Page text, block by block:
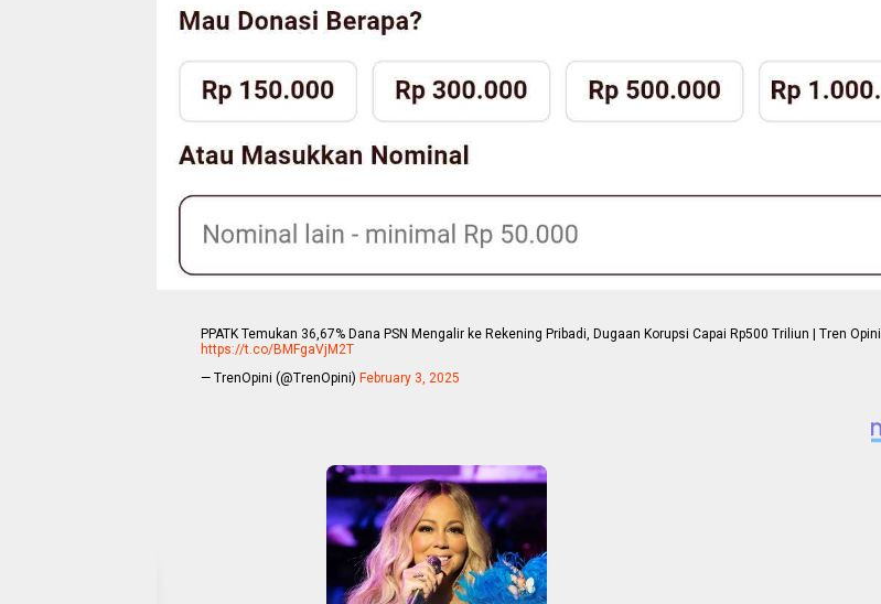
PPATK Temukan 36,67% Dana PSN Mengalir ke Rekening Pribadi, Dugaan Korupsi Capai Rp500 Triliun | Tren Opini
https://t.co/BMFgaVjM2T
— TrenOpini (@TrenOpini) February 3, 2025